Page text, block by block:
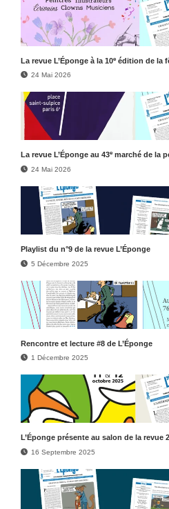
La revue L’Éponge à la 10e édition de la
24 Mai 2026
La revue L’Éponge au 43e marché de la
24 Mai 2026
Play­list du n°9 de la revue L’Éponge
5 Décembre 2025
Rencontre et lecture #8 de L’Éponge
1 Décembre 2025
L’Éponge présente au salon de la revue
16 Septembre 2025